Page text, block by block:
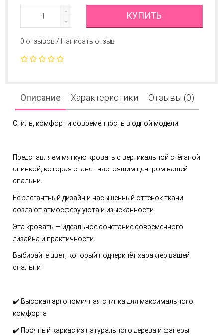
КУПИТЬ
0 отзывов / Написать отзыв
Описание Характеристики Отзывы (0)
Стиль, комфорт и современность в одной модели
Представляем мягкую кровать с вертикальной стёганой
спинкой, которая станет настоящим центром вашей
спальни.
Её элегантный дизайн и насыщенный оттенок ткани
создают атмосферу уюта и изысканности.
Эта кровать — идеальное сочетание современного
дизайна и практичности.
Выбирайте цвет, который подчеркнёт характер вашей
спальни
✔️ Высокая эргономичная спинка для максимального
комфорта
✔️ Прочный каркас из натурального дерева и фанеры